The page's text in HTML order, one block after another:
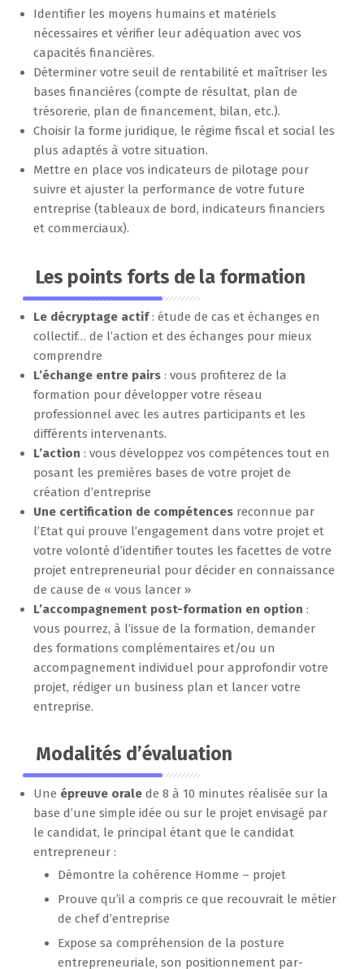
Identifier les moyens humains et matériels
nécessaires et vérifier leur adéquation avec vos
capacités financières.
Déterminer votre seuil de rentabilité et maîtriser les
bases financières (compte de résultat, plan de
trésorerie, plan de financement, bilan, etc.).
Choisir la forme juridique, le régime fiscal et social les
plus adaptés à votre situation.
Mettre en place vos indicateurs de pilotage pour
suivre et ajuster la performance de votre future
entreprise (tableaux de bord, indicateurs financiers
et commerciaux).
Les points forts de la formation
Le décryptage actif: étude de cas et échanges en
collectif… de l’action et des échanges pour mieux
comprendre
L’échange entre pairs: vous profiterez de la
formation pour développer votre réseau
professionnel avec les autres participants et les
différents intervenants.
L’action : vous développez vos compétences tout en
posant les premières bases de votre projet de
création d’entreprise
Une certification de compétencesreconnue par
l’Etat qui prouve l’engagement dans votre projet et
votre volonté d’identifier toutes les facettes de votre
projet entrepreneurial pour décider en connaissance
de cause de « vous lancer »
L’accompagnement post-formation en option :
vous pourrez, à l’issue de la formation, demander
des formations complémentaires et/ou un
accompagnement individuel pour approfondir votre
projet, rédiger un business plan et lancer votre
entreprise.
Modalités d’évaluation
Une épreuve orale de 8 à 10 minutes réalisée sur la
base d’une simple idée ou sur le projet envisagé par
le candidat, le principal étant que le candidat
entrepreneur :
Démontre la cohérence Homme – projet
Prouve qu’il a compris ce que recouvrait le métier
de chef d’entreprise
Expose sa compréhension de la posture
entrepreneuriale, son positionnement par-